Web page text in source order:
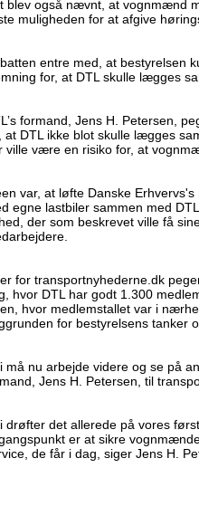
blev også nævnt, at vognmænd
muligheden for at afgive
entre med, at bestyrelsen
for, at DTL skulle lægges
formand, Jens H. Petersen,
at DTL ikke blot skulle lægges
ville være en risiko for, at
var, at løfte Danske
egne lastbiler sammen med
der som beskrevet ville få
for transportnyhederne.dk
hvor DTL har godt 1.300
hvor medlemstallet var i
for bestyrelsens tanker
må nu arbejde videre og se på
Jens H. Petersen, til
drøfter det allerede på vores
er at sikre
de får i dag, siger Jens H.